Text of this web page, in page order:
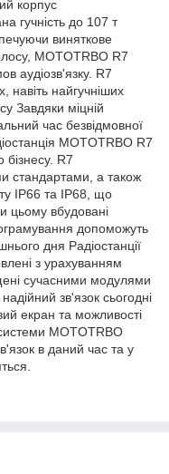
корпус
гучність до 107 т
виняткове
MOTOTRBO R7
аудіозв'язку. R7
навіть найгучніших
Завдяки міцній
час безвідмовної
MOTOTRBO R7
бізнесу. R7
стандартами, а також
IP66 та IP68, що
цьому вбудовані
допоможуть
дня Радіостанції
з урахуванням
сучасними модулями
зв'язок сьогодні
екран та можливості
MOTOTRBO
в даний час та у